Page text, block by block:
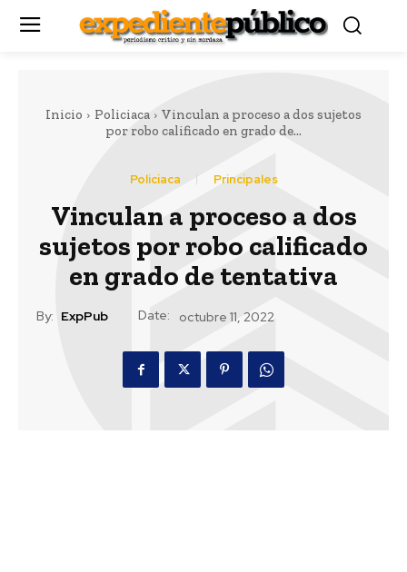
Inicio Policiaca
Vinculan a proceso a dos sujetos
por robo calificado en grado de...
Policiaca Principales
Vinculan a proceso a dos
sujetos por robo calificado
en grado de tentativa
By: ExpPub Date: octubre 11, 2022